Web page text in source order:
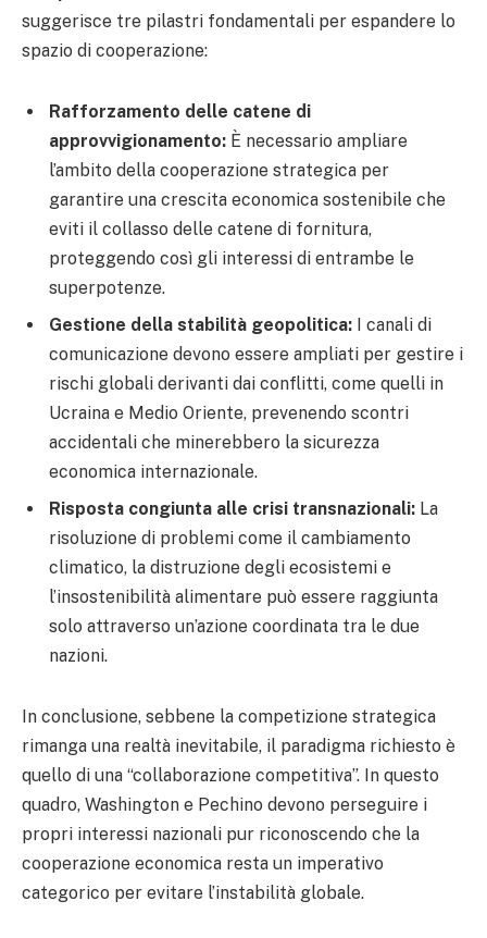
suggerisce tre pilastri fondamentali per espandere lo
spazio di cooperazione:
Rafforzamento delle catene di
approvvigionamento: È necessario ampliare
l’ambito della cooperazione strategica per
garantire una crescita economica sostenibile che
eviti il collasso delle catene di fornitura,
proteggendo così gli interessi di entrambe le
superpotenze.
Gestione della stabilità geopolitica: I canali di
comunicazione devono essere ampliati per gestire i
rischi globali derivanti dai conflitti, come quelli in
Ucraina e Medio Oriente, prevenendo scontri
accidentali che minerebbero la sicurezza
economica internazionale.
Risposta congiunta alle crisi transnazionali: La
risoluzione di problemi come il cambiamento
climatico, la distruzione degli ecosistemi e
l’insostenibilità alimentare può essere raggiunta
solo attraverso un’azione coordinata tra le due
nazioni.
In conclusione, sebbene la competizione strategica
rimanga una realtà inevitabile, il paradigma richiesto è
quello di una “collaborazione competitiva”. In questo
quadro, Washington e Pechino devono perseguire i
propri interessi nazionali pur riconoscendo che la
cooperazione economica resta un imperativo
categorico per evitare l’instabilità globale.